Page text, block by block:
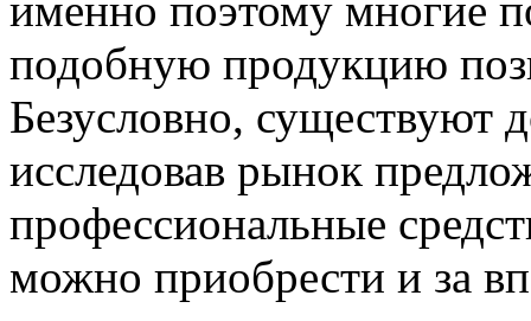
подобную продукцию
Безусловно, существуют
исследовав рынок
профессиональные
можно приобрести и за